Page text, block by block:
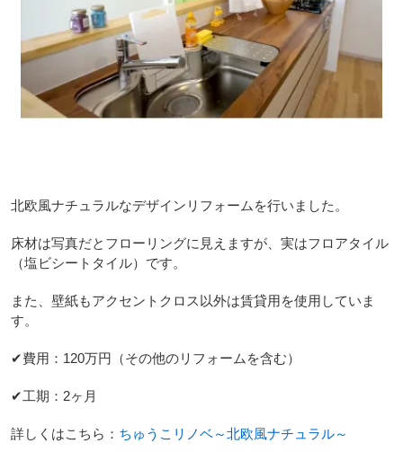
北欧風ナチュラルなデザインリフォームを行いました。
床材は写真だとフローリングに見えますが、実はフロアタイル
（塩ビシートタイル）です。
また、壁紙もアクセントクロス以外は賃貸用を使用していま
す。
✔費用：120万円（その他のリフォームを含む）
✔工期：2ヶ月
詳しくはこちら： ちゅうこリノベ～北欧風ナチュラル～